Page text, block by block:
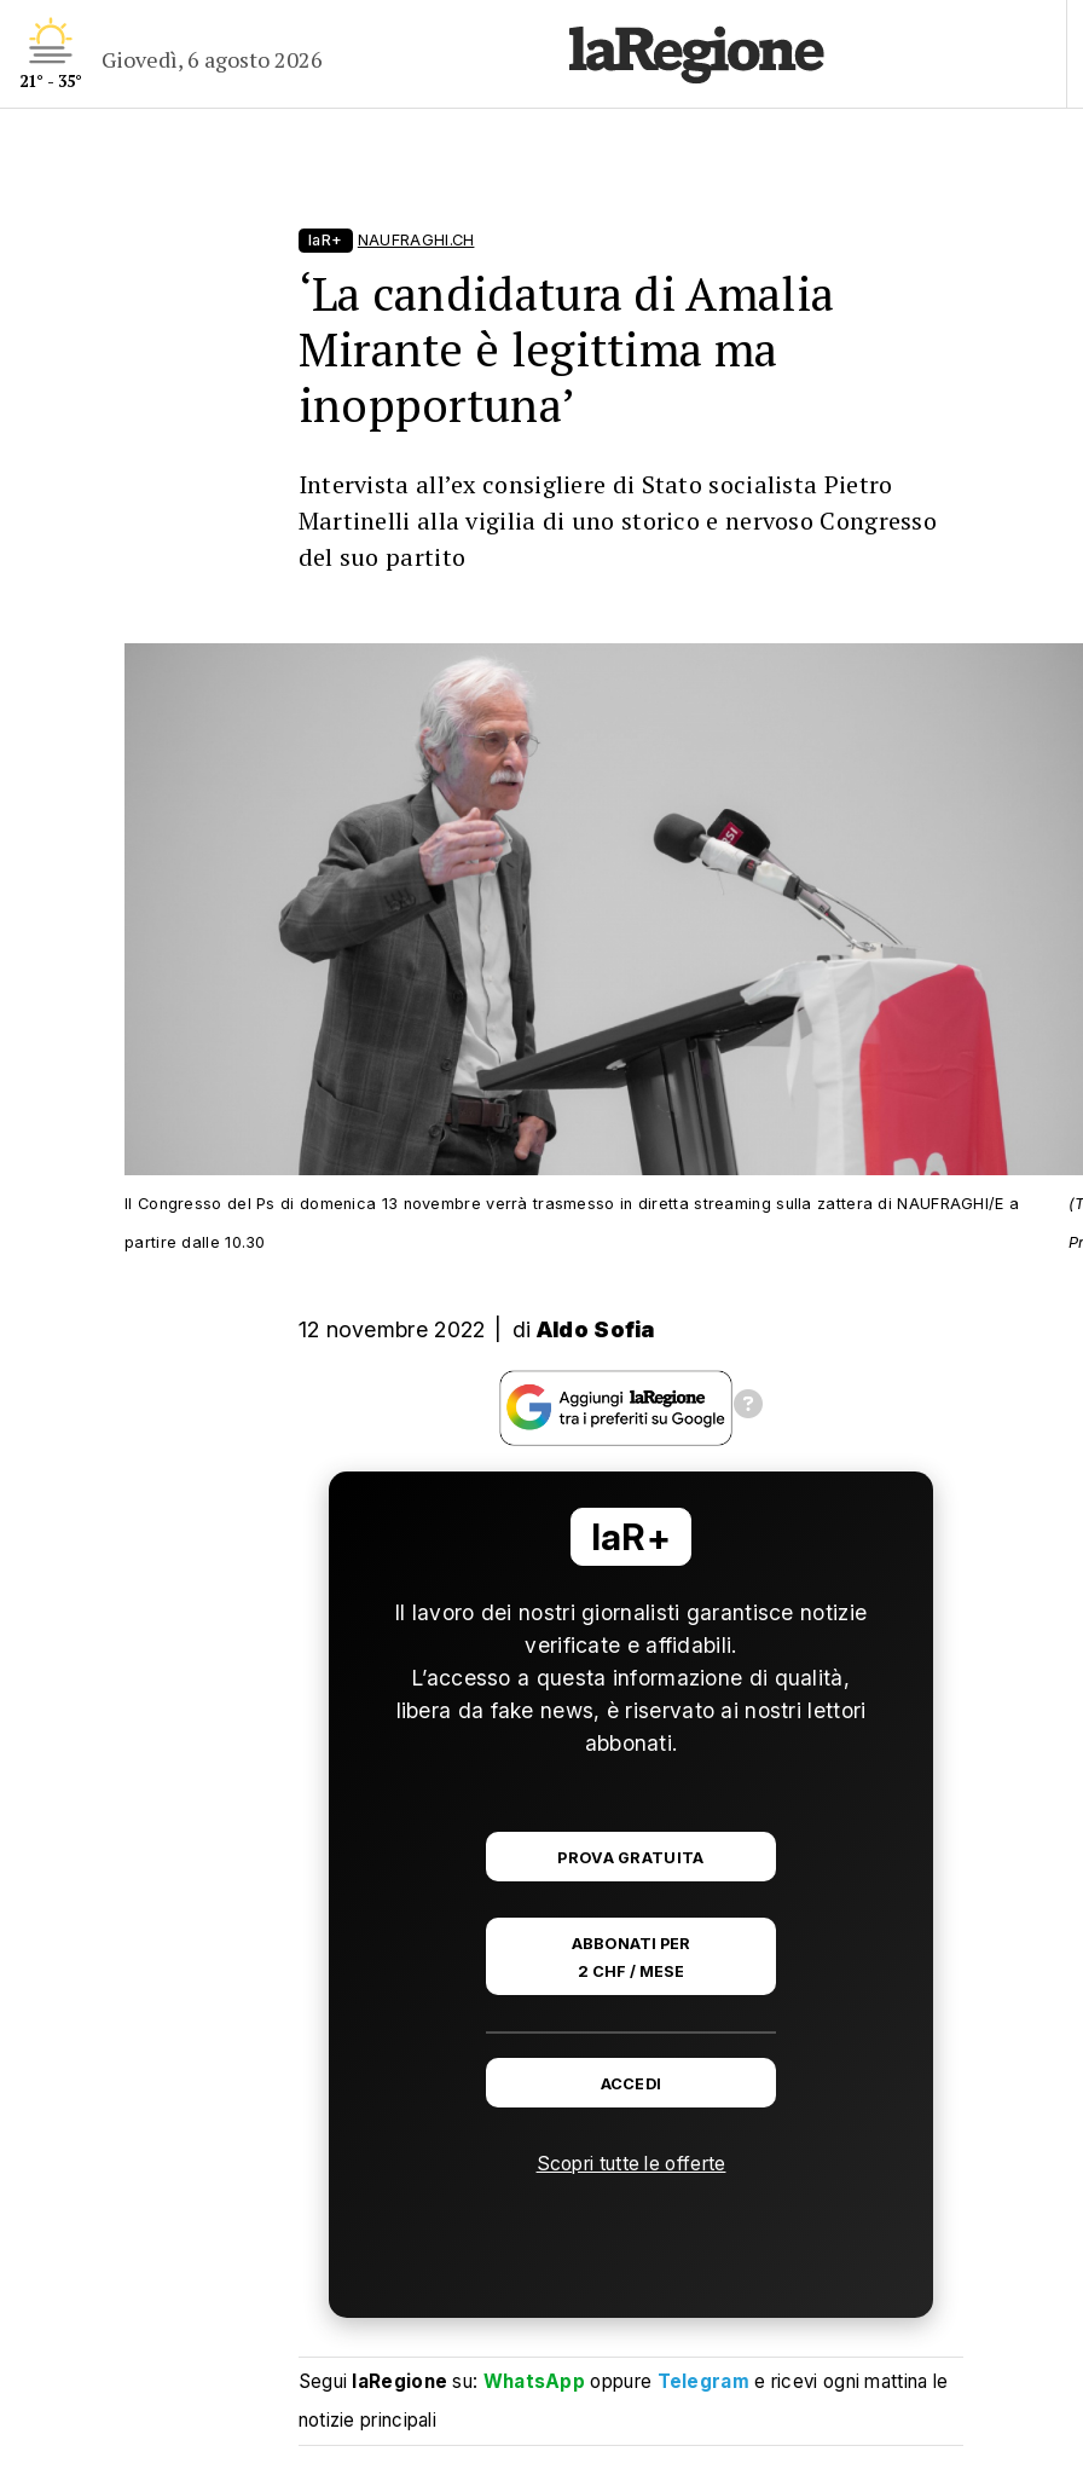
21° - 35°
Giovedì, 6 agosto 2026
laR+ NAUFRAGHI.CH
‘La candidatura di Amalia
Mirante è legittima ma
inopportuna’
Intervista all’ex consigliere di Stato socialista Pietro
Martinelli alla vigilia di uno storico e nervoso Congresso
del suo partito
Il Congresso del Ps di domenica 13 novembre verrà trasmesso in diretta streaming sulla zattera di NAUFRAGHI/E a
partire dalle 10.30
12 novembre 2022 di Aldo Sofia
laR+
Il lavoro dei nostri giornalisti garantisce notizie
verificate e affidabili.
L’accesso a questa informazione di qualità,
libera da fake news, è riservato ai nostri lettori
abbonati.
PROVA GRATUITA
ABBONATI PER
2 CHF / MESE
ACCEDI
Scopri tutte le offerte
Segui laRegione su: WhatsApp oppure Telegram e ricevi ogni mattina le
notizie principali